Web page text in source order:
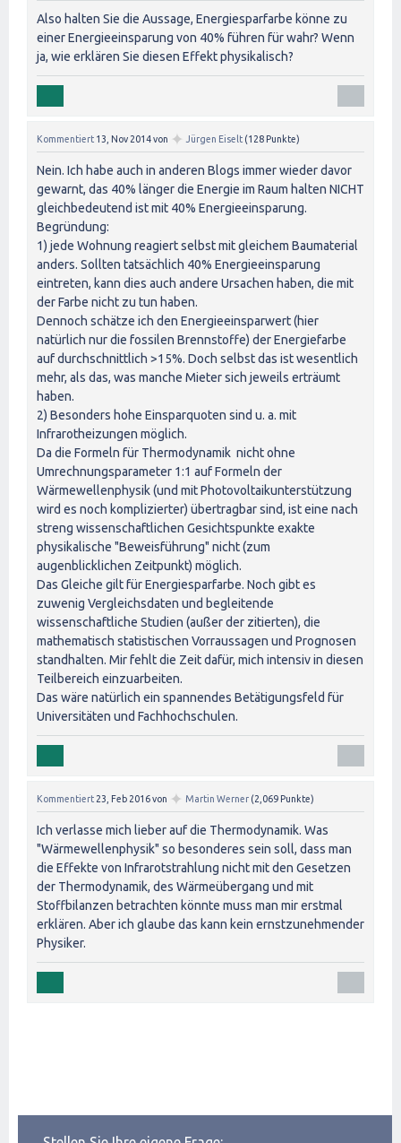
Also halten Sie die Aussage, Energiesparfarbe könne zu
einer Energieeinsparung von 40% führen für wahr? Wenn
ja, wie erklären Sie diesen Effekt physikalisch?
Kommentiert 13, Nov 2014von ✦ Jürgen Eiselt (128 Punkte)
Nein. Ich habe auch in anderen Blogs immer wieder davor
gewarnt, das 40% länger die Energie im Raum halten NICHT
gleichbedeutend ist mit 40% Energieeinsparung.
Begründung:
1) jede Wohnung reagiert selbst mit gleichem Baumaterial
anders. Sollten tatsächlich 40% Energieeinsparung
eintreten, kann dies auch andere Ursachen haben, die mit
der Farbe nicht zu tun haben.
Dennoch schätze ich den Energieeinsparwert (hier
natürlich nur die fossilen Brennstoffe) der Energiefarbe
auf durchschnittlich >15%. Doch selbst das ist wesentlich
mehr, als das, was manche Mieter sich jeweils erträumt
haben.
2) Besonders hohe Einsparquoten sind u. a. mit
Infrarotheizungen möglich.
Da die Formeln für Thermodynamik nicht ohne
Umrechnungsparameter 1:1 auf Formeln der
Wärmewellenphysik (und mit Photovoltaikunterstützung
wird es noch komplizierter) übertragbar sind, ist eine nach
streng wissenschaftlichen Gesichtspunkte exakte
physikalische "Beweisführung" nicht (zum
augenblicklichen Zeitpunkt) möglich.
Das Gleiche gilt für Energiesparfarbe. Noch gibt es
zuwenig Vergleichsdaten und begleitende
wissenschaftliche Studien (außer der zitierten), die
mathematisch statistischen Vorraussagen und Prognosen
standhalten. Mir fehlt die Zeit dafür, mich intensiv in diesen
Teilbereich einzuarbeiten.
Das wäre natürlich ein spannendes Betätigungsfeld für
Universitäten und Fachhochschulen.
Kommentiert 23, Feb 2016von ✦ Martin Werner (2,069 Punkte)
Ich verlasse mich lieber auf die Thermodynamik. Was
"Wärmewellenphysik" so besonderes sein soll, dass man
die Effekte von Infrarotstrahlung nicht mit den Gesetzen
der Thermodynamik, des Wärmeübergang und mit
Stoffbilanzen betrachten könnte muss man mir erstmal
erklären. Aber ich glaube das kann kein ernstzunehmender
Physiker.